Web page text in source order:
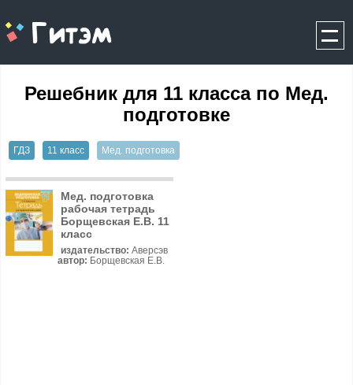
gitem.me
Решебник для 11 класса по Мед.
подготовке
ГДЗ 11 класс Мед. подготовка
Мед. подготовка
рабочая тетрадь
Борщевская Е.В. 11
класс
издательство: Аверсэв
автор: Борщевская Е.В.